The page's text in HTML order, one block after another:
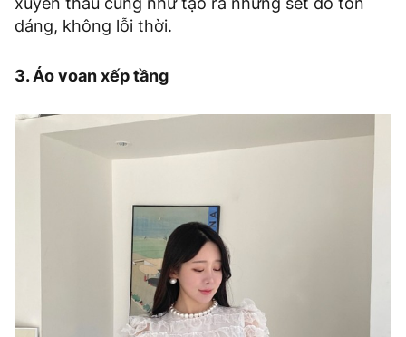
dáng, không lỗi thời.
3. Áo voan xếp tầng